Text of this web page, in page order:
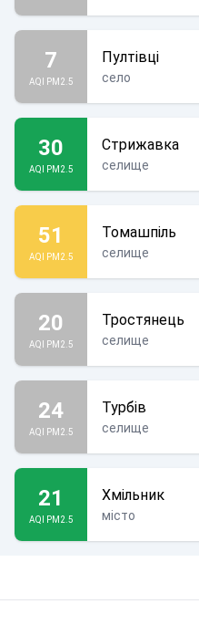
7
AQI PM2.5
Пултівці
село
30
AQI PM2.5
Стрижавка
селище
51
AQI PM2.5
Томашпіль
селище
20
AQI PM2.5
Тростянець
селище
24
AQI PM2.5
Турбів
селище
21
AQI PM2.5
Хмільник
місто